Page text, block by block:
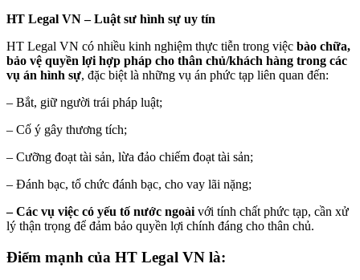
HT Legal VN–Luật sư hình sự uy tín
HT Legal VN có nhiều kinh nghiệm thực tiễn trong việc bào chữa,
bảo vệ quyền lợi hợp pháp cho thân chủ/khách hàng trong các
vụ án hình sự, đặc biệt là những vụ án phức tạp liên quan đến:
– Bắt, giữ người trái pháp luật;
– Cố ý gây thương tích;
– Cưỡng đoạt tài sản, lừa đảo chiếm đoạt tài sản;
– Đánh bạc, tổ chức đánh bạc, cho vay lãi nặng;
– Các vụ việc có yếu tố nước ngoài với tính chất phức tạp, cần xử
lý thận trọng để đảm bảo quyền lợi chính đáng cho thân chủ.
Điểm mạnh của HT Legal VN là: